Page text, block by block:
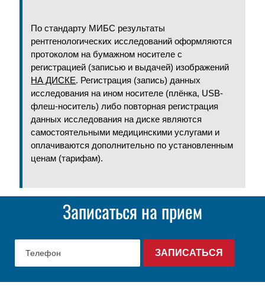
По стандарту МИБС результаты
рентгенологических исследований оформляются
протоколом на бумажном носителе с
регистрацией (записью и выдачей) изображений
НА ДИСКЕ. Регистрация (запись) данных
исследования на ином носителе (плёнка, USB-
флеш-носитель) либо повторная регистрация
данных исследования на диске являются
самостоятельными медицинскими услугами и
оплачиваются дополнительно по установленным
ценам (тарифам).
Записаться на прием